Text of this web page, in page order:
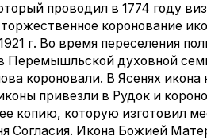
проводил в 1774 году
коронование
г. Во время переселения
духовной
короновали. В Ясенях
привезли в Рудок и
копию, которую изготовил
Согласия. Икона Божией